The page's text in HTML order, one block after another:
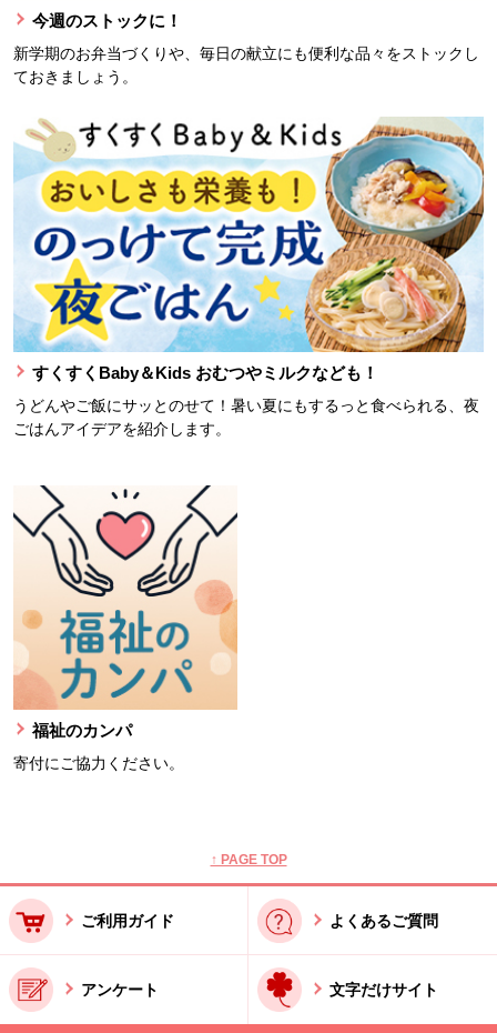
今週のストックに！
新学期のお弁当づくりや、毎日の献立にも便利な品々をストックし
ておきましょう。
すくすくBaby＆Kids おむつやミルクなども！
うどんやご飯にサッとのせて！暑い夏にもするっと食べられる、夜
ごはんアイデアを紹介します。
福祉のカンパ
寄付にご協力ください。
↑ PAGE TOP
ご利用ガイド よくあるご質問
アンケート 文字だけサイト